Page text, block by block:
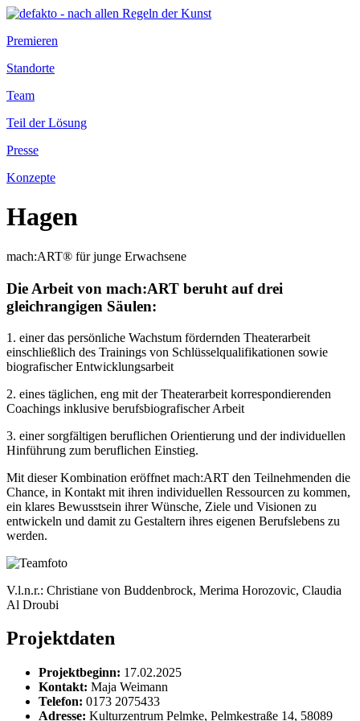
Premieren
Standorte
Team
Teil der Lösung
Presse
Konzepte
Hagen
mach:ART® für junge Erwachsene
Die Arbeit von mach:ART beruht auf drei
gleichrangigen Säulen:
1. einer das persönliche Wachstum fördernden Theaterarbeit
einschließlich des Trainings von Schlüsselqualifikationen sowie
biografischer Entwicklungsarbeit
2. eines täglichen, eng mit der Theaterarbeit korrespondierenden
Coachings inklusive berufsbiografischer Arbeit
3. einer sorgfältigen beruflichen Orientierung und der individuellen
Hinführung zum beruflichen Einstieg.
Mit dieser Kombination eröffnet mach:ART den Teilnehmenden die
Chance, in Kontakt mit ihren individuellen Ressourcen zu kommen,
ein klares Bewusstsein ihrer Wünsche, Ziele und Visionen zu
entwickeln und damit zu Gestaltern ihres eigenen Berufslebens zu
werden.
V.l.n.r.: Christiane von Buddenbrock, Merima Horozovic, Claudia
Al Droubi
Projektdaten
Projektbeginn: 17.02.2025
Kontakt: Maja Weimann
Telefon: 0173 2075433
Adresse: Kulturzentrum Pelmke, Pelmkestraße 14, 58089